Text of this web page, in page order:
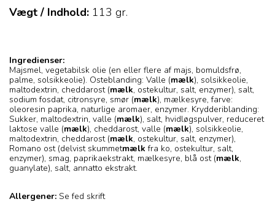
Vægt / Indhold: 113 gr.
Ingredienser:
Majsmel, vegetabilsk olie (en eller flere af majs, bomuldsfrø,
palme, solsikkeolie). Osteblanding: Valle (mælk), solsikkeolie,
maltodextrin, cheddarost (mælk, ostekultur, salt, enzymer), salt,
sodium fosdat, citronsyre, smør (mælk), mælkesyre, farve:
oleoresin paprika, naturlige aromaer, enzymer. Krydderiblanding:
Sukker, maltodextrin, valle (mælk), salt, hvidløgspulver, reduceret
laktose valle (mælk), cheddarost, valle (mælk), solsikkeolie,
maltodextrin, cheddarost (mælk, ostekultur, salt, enzymer),
Romano ost (delvist skummetmælkfra ko, ostekultur, salt,
enzymer), smag, paprikaekstrakt, mælkesyre, blå ost (mælk,
guanylate), salt, annatto ekstrakt.
Allergener: Se fed skrift